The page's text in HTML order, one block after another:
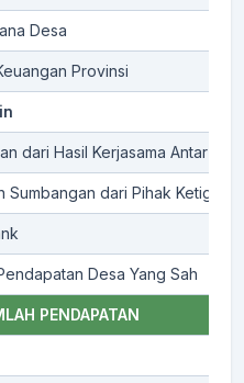
Desa
Provinsi
dari Hasil Kerjasama Antar
Sumbangan dari Pihak Ketiga
Desa Yang Sah
PENDAPATAN